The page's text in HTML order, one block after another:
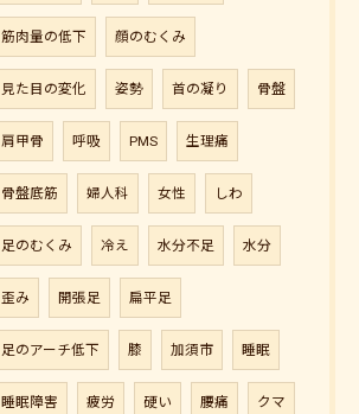
筋肉量の低下 顔のむくみ
見た目の変化 姿勢 首の凝り 骨盤
肩甲骨 呼吸 PMS 生理痛
骨盤底筋 婦人科 女性 しわ
足のむくみ 冷え 水分不足 水分
歪み 開張足 扁平足
足のアーチ低下 膝 加須市 睡眠
睡眠障害 疲労 硬い 腰痛 クマ